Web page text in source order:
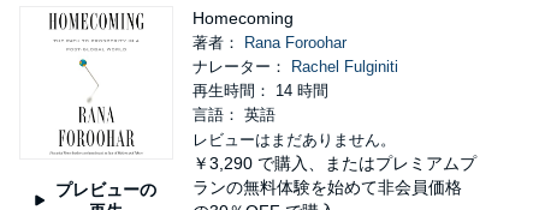
プレビューの
Homecoming
著者：
Rana Foroohar
ナレーター：
Rachel Fulginiti
再生時間： 14 時間
言語： 英語
レビューはまだありません。
￥3,290 で購入、またはプレミアムプ
ランの無料体験を始めて非会員価格